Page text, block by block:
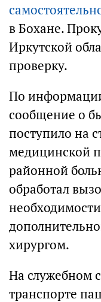
в Бохане.
Иркутской
проверку.
По
сообщение о
поступило на
медицинской
районной
обработал
хирургом.
На служебном
транспорте